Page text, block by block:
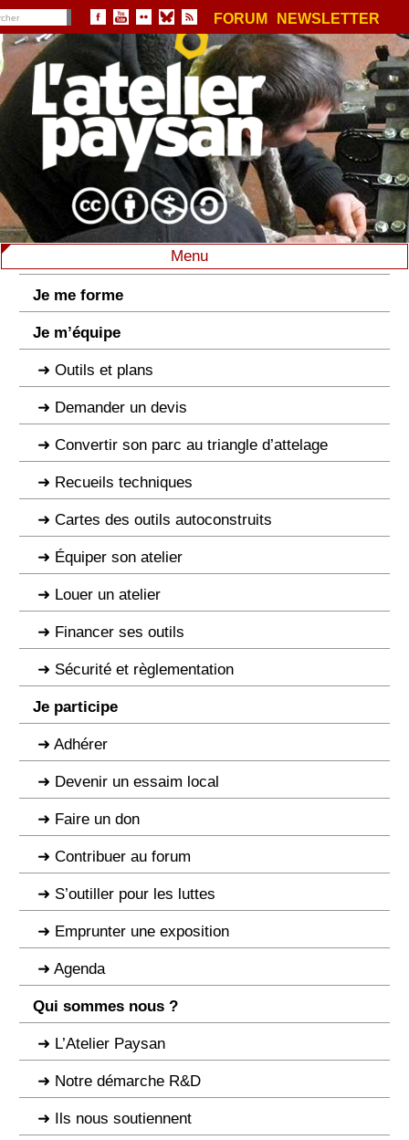
FORUM NEWSLETTER
Menu
Je me forme
Je m’équipe
Outils et plans
Demander un devis
Convertir son parc au triangle d’attelage
Recueils techniques
Cartes des outils autoconstruits
Équiper son atelier
Louer un atelier
Financer ses outils
Sécurité et règlementation
Je participe
Adhérer
Devenir un essaim local
Faire un don
Contribuer au forum
S’outiller pour les luttes
Emprunter une exposition
Agenda
Qui sommes nous ?
L’Atelier Paysan
Notre démarche R&D
Ils nous soutiennent